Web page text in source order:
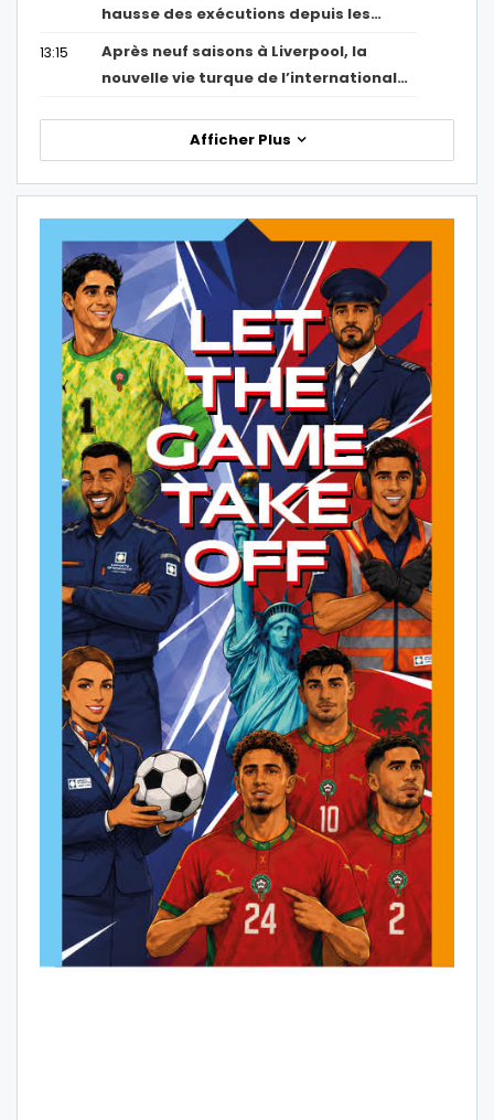
hausse des exécutions depuis les…
13:15
Après neuf saisons à Liverpool, la
nouvelle vie turque de l’international…
Afficher Plus